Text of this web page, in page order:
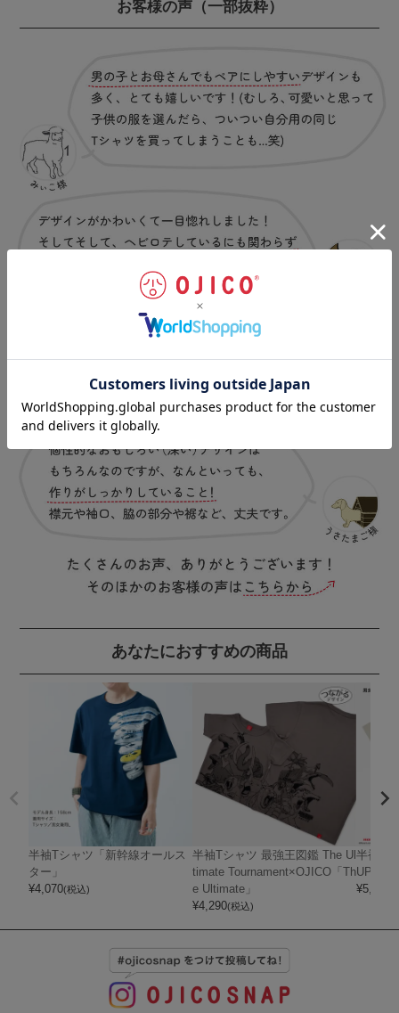
お客様の声（一部抜粋）
あなたにおすすめの商品
半袖Tシャツ「新幹線オールス
ター」
¥4,070(税込)
半袖Tシャツ 最強王図鑑 The Ul
timate Tournament×OJICO「Th
e Ultimate」
¥4,290(税込)
半袖T
UPER
¥5,720